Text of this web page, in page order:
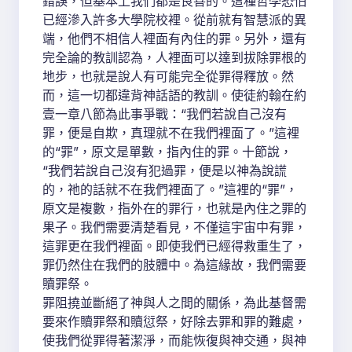
已經滲入許多大學院校裡。從前就有智慧派的異
端，他們不相信人裡面有內住的罪。另外，還有
完全論的教訓認為，人裡面可以達到拔除罪根的
地步，也就是說人有可能完全從罪得釋放。然
而，這一切都違背神話語的教訓。使徒約翰在約
壹一章八節為此事爭戰：“我們若說自己沒有
罪，便是自欺，真理就不在我們裡面了。”這裡
的“罪”，原文是單數，指內住的罪。十節說，
“我們若說自己沒有犯過罪，便是以神為說謊
的，祂的話就不在我們裡面了。”這裡的“罪”，
原文是複數，指外在的罪行，也就是內住之罪的
果子。我們需要清楚看見，不僅這宇宙中有罪，
這罪更在我們裡面。即使我們已經得救重生了，
罪仍然住在我們的肢體中。為這緣故，我們需要
贖罪祭。
罪阻撓並斷絕了神與人之間的關係，為此基督需
要來作贖罪祭和贖愆祭，好除去罪和罪的難處，
使我們從罪得著潔淨，而能恢復與神交通，與神